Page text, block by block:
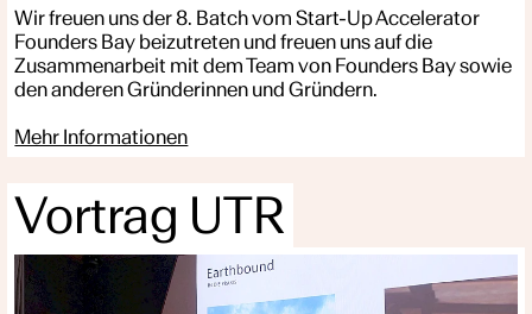
Wir freuen uns der 8. Batch vom Start-Up Accelerator
Founders Bay beizutreten und freuen uns auf die
Zusammenarbeit mit dem Team von Founders Bay sowie
den anderen Gründerinnen und Gründern.
Mehr Informationen
Vortrag UTR